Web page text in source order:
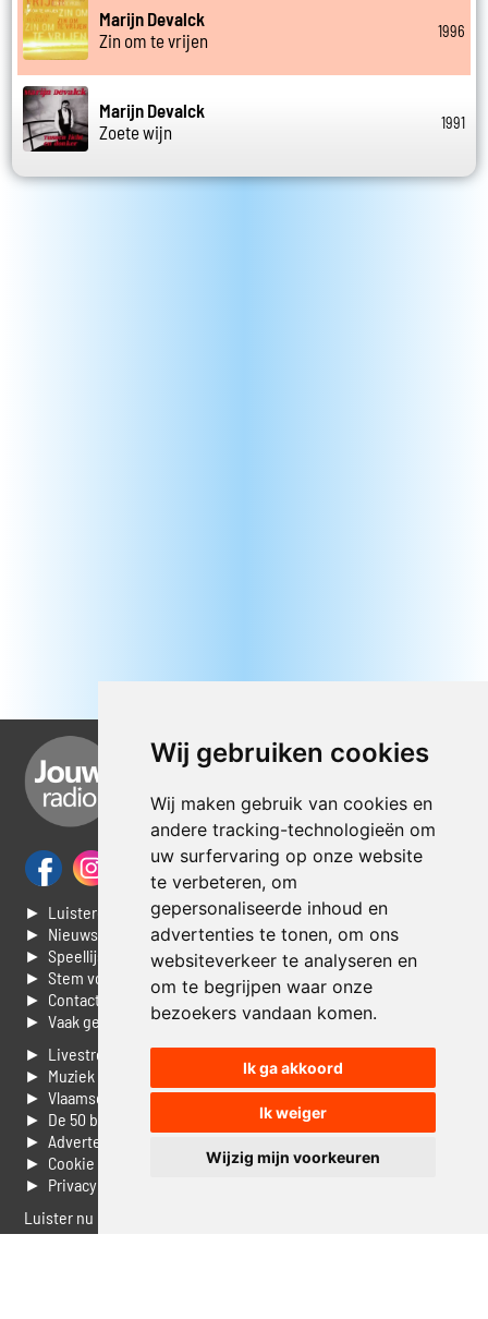
Wij gebruiken cookies
Wij maken gebruik van cookies en
andere tracking-technologieën om
uw surfervaring op onze website
te verbeteren, om
gepersonaliseerde inhoud en
advertenties te tonen, om ons
websiteverkeer te analyseren en
om te begrijpen waar onze
bezoekers vandaan komen.
Ik ga akkoord
Ik weiger
Wijzig mijn voorkeuren
Marijn Devalck
Zin om te vrijen
1996
Marijn Devalck
Zoete wijn
1991
► Luisteren naar Jouwradio
► Nieuws
► Speellijst
► Stem voor de Dag top 3
► Contacteer ons
► Vaak gestelde vragen
► Livestream informatie
► Muziek opzoeken
► Vlaamse 100 Aller tijden
► De 50 beste van...
► Adverteren op Jouwradio
► Cookie voorkeuren wijzigen
► Privacyinformatie
Luister nu naar Jouwradio! De beste Nederlandstalige muziek
uit de lage landen hoor je hier al 20 jaar. In digitale kwaliteit op je